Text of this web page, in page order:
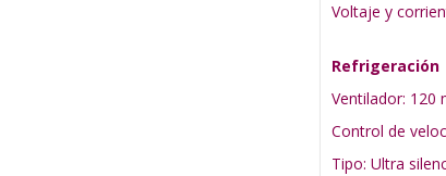
Voltaje y
Refrigeración
Ventilador: 120
Control de
Tipo: Ultra